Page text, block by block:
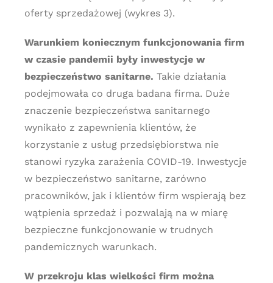
oferty sprzedażowej (wykres 3).
Warunkiem koniecznym funkcjonowania firm
w czasie pandemii były inwestycje w
bezpieczeństwo sanitarne. Takie działania
podejmowała co druga badana firma. Duże
znaczenie bezpieczeństwa sanitarnego
wynikało z zapewnienia klientów, że
korzystanie z usług przedsiębiorstwa nie
stanowi ryzyka zarażenia COVID-19. Inwestycje
w bezpieczeństwo sanitarne, zarówno
pracowników, jak i klientów firm wspierają bez
wątpienia sprzedaż i pozwalają na w miarę
bezpieczne funkcjonowanie w trudnych
pandemicznych warunkach.
W przekroju klas wielkości firm można